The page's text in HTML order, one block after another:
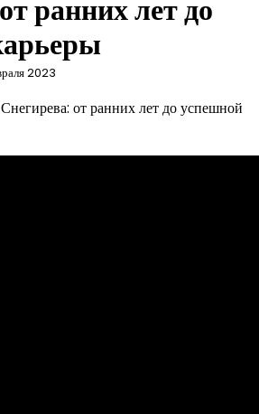
ранних лет до
2023